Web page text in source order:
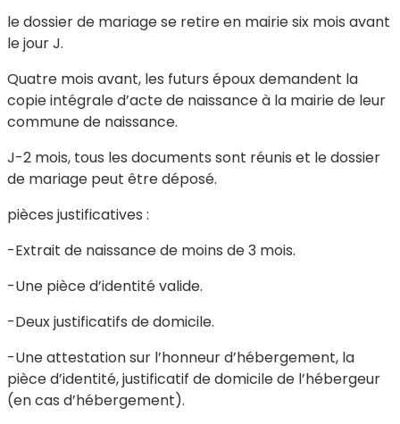
le dossier de mariage se retire en mairie six mois avant
le jour J.
Quatre mois avant, les futurs époux demandent la
copie intégrale d’acte de naissance à la mairie de leur
commune de naissance.
J-2 mois, tous les documents sont réunis et le dossier
de mariage peut être déposé.
pièces justificatives :
-Extrait de naissance de moins de 3 mois.
-Une pièce d’identité valide.
-Deux justificatifs de domicile.
-Une attestation sur l’honneur d’hébergement, la
pièce d’identité, justificatif de domicile de l’hébergeur
(en cas d’hébergement).